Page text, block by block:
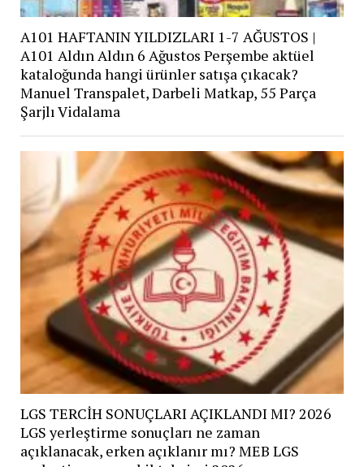
A101 HAFTANIN YILDIZLARI 1-7 AĞUSTOS |
A101 Aldın Aldın 6 Ağustos Perşembe aktüel
kataloğunda hangi ürünler satışa çıkacak?
Manuel Transpalet, Darbeli Matkap, 55 Parça
Şarjlı Vidalama
LGS TERCİH SONUÇLARI AÇIKLANDI MI? 2026
LGS yerleştirme sonuçları ne zaman
açıklanacak, erken açıklanır mı? MEB LGS